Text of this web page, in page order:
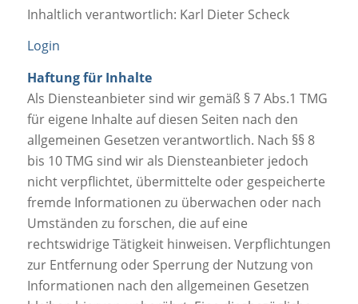
Inhaltlich verantwortlich: Karl Dieter Scheck
Login
Haftung für Inhalte
Als Diensteanbieter sind wir gemäß § 7 Abs.1 TMG
für eigene Inhalte auf diesen Seiten nach den
allgemeinen Gesetzen verantwortlich. Nach §§ 8
bis 10 TMG sind wir als Diensteanbieter jedoch
nicht verpflichtet, übermittelte oder gespeicherte
fremde Informationen zu überwachen oder nach
Umständen zu forschen, die auf eine
rechtswidrige Tätigkeit hinweisen. Verpflichtungen
zur Entfernung oder Sperrung der Nutzung von
Informationen nach den allgemeinen Gesetzen